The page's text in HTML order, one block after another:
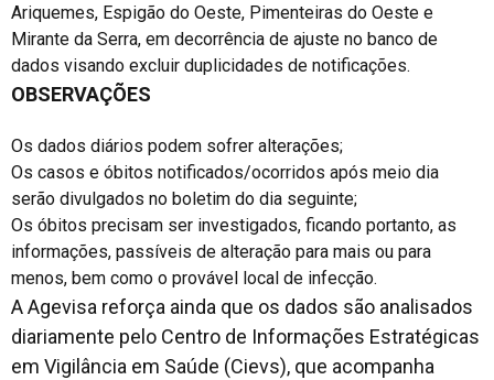
Ariquemes, Espigão do Oeste, Pimenteiras do Oeste e
Mirante da Serra, em decorrência de ajuste no banco de
dados visando excluir duplicidades de notificações.
OBSERVAÇÕES
Os dados diários podem sofrer alterações;
Os casos e óbitos notificados/ocorridos após meio dia
serão divulgados no boletim do dia seguinte;
Os óbitos precisam ser investigados, ficando portanto, as
informações, passíveis de alteração para mais ou para
menos, bem como o provável local de infecção.
A Agevisa reforça ainda que os dados são analisados
diariamente pelo Centro de Informações Estratégicas
em Vigilância em Saúde (Cievs), que acompanha